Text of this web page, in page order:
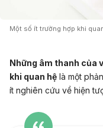
Một số ít trường hợp khi
Những âm thanh của
khi quan hệ là một
ít nghiên cứu về hiện